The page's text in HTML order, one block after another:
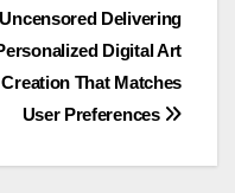
Uncensored Delivering
Digital Art
Creation That Matches
User Preferences